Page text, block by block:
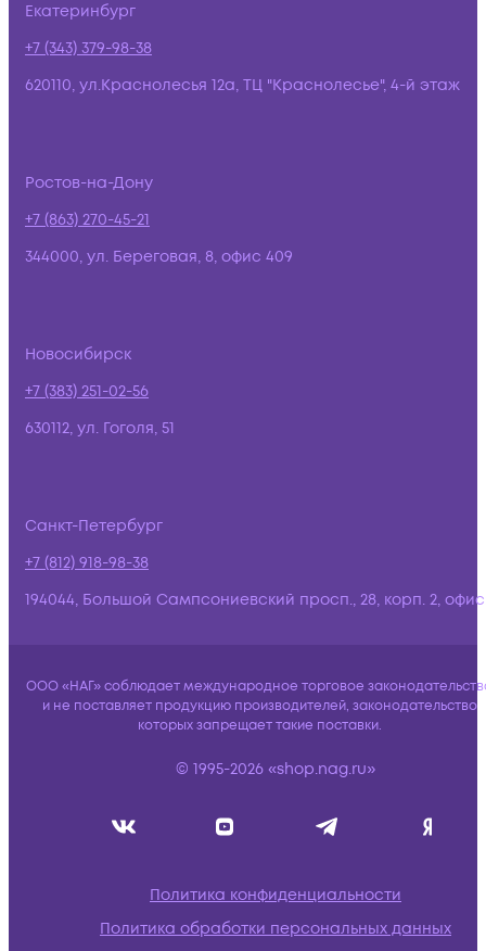
Екатеринбург
+7 (343) 379-98-38
620110, ул.Краснолесья 12а, ТЦ "Краснолесье", 4-й этаж
Ростов-на-Дону
+7 (863) 270-45-21
344000, ул. Береговая, 8, офис 409
Новосибирск
+7 (383) 251-02-56
630112, ул. Гоголя, 51
Санкт-Петербург
+7 (812) 918-98-38
194044, Большой Сампсониевский просп., 28, корп. 2,
ООО «НАГ» соблюдает международное торговое
и не поставляет продукцию производителей, законодательство
которых запрещает такие поставки.
© 1995-2026 «shop.nag.ru»
Политика конфиденциальности
Политика обработки персональных данных